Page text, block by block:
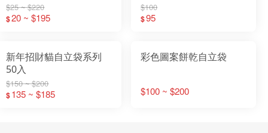
$25 ~ $220
$20 ~ $195
$100
$95
新年招財貓自立袋系列
50入
$150 ~ $200
$135 ~ $185
彩色圖案餅乾自立袋
$100 ~ $200